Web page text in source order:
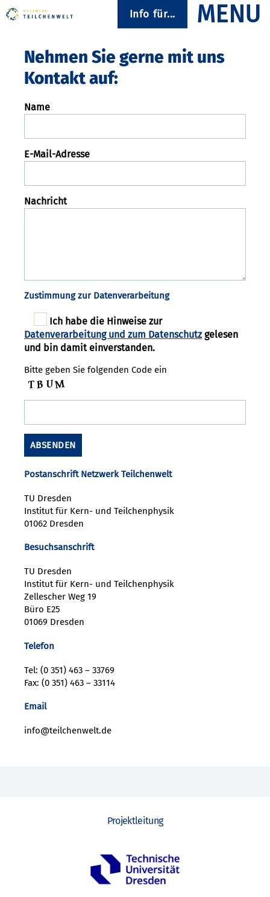
Info für...
Nehmen Sie gerne mit uns
Kontakt auf:
Name
E-Mail-Adresse
Bitte lasse dieses Feld leer.
Nachricht
Zustimmung zur Datenverarbeitung
Ich habe die Hinweise zur
Datenverarbeitung und zum Datenschutzgelesen
und bin damit einverstanden.
Bitte geben Sie folgenden Code ein
Postanschrift Netzwerk Teilchenwelt
TU Dresden
Institut für Kern- und Teilchenphysik
01062 Dresden
Besuchsanschrift
TU Dresden
Institut für Kern- und Teilchenphysik
Zellescher Weg 19
Büro E25
01069 Dresden
Telefon
Tel: (0 351) 463 – 33769
Fax: (0 351) 463 – 33114
Email
info@teilchenwelt.de
Projektleitung